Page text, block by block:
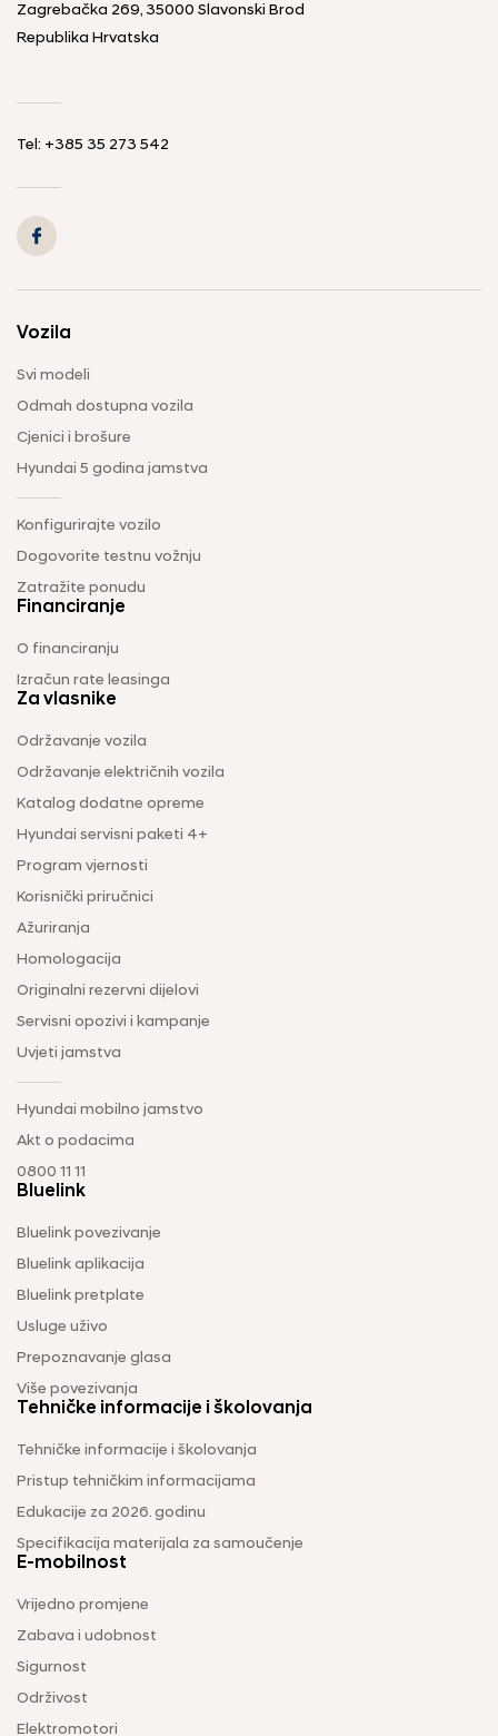
Zagrebačka 269, 35000 Slavonski Brod
Republika Hrvatska
Tel: +385 35 273 542
Vozila
Svi modeli
Odmah dostupna vozila
Cjenici i brošure
Hyundai 5 godina jamstva
Konfigurirajte vozilo
Dogovorite testnu vožnju
Zatražite ponudu
Financiranje
O financiranju
Izračun rate leasinga
Za vlasnike
Održavanje vozila
Održavanje električnih vozila
Katalog dodatne opreme
Hyundai servisni paketi 4+
Program vjernosti
Korisnički priručnici
Ažuriranja
Homologacija
Originalni rezervni dijelovi
Servisni opozivi i kampanje
Uvjeti jamstva
Hyundai mobilno jamstvo
Akt o podacima
0800 11 11
Bluelink
Bluelink povezivanje
Bluelink aplikacija
Bluelink pretplate
Usluge uživo
Prepoznavanje glasa
Više povezivanja
Tehničke informacije i školovanja
Tehničke informacije i školovanja
Pristup tehničkim informacijama
Edukacije za 2026. godinu
Specifikacija materijala za samoučenje
E-mobilnost
Vrijedno promjene
Zabava i udobnost
Sigurnost
Održivost
Elektromotori